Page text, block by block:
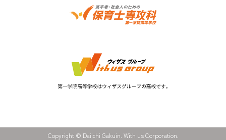
Copyright © Daiichi Gakuin. With us Corporation.